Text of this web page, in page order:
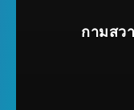
กามสว